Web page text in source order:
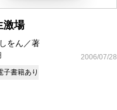
激場
をん／著
2006/07/28
子書籍あり